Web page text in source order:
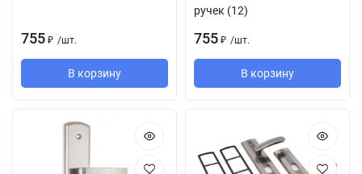
755 ₽ /шт.
В корзину
ручек (12)
755 ₽ /шт.
В корзину